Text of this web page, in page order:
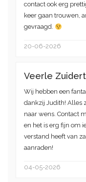
contact ook erg
keer gaan trouwen,
gevraagd.
20-06-2026
Veerle Zuidert
Wij hebben een
dankzij Judith! Alles
naar wens. Contact
en het is erg fijn om
verstand heeft van
aanraden!
04-05-2026